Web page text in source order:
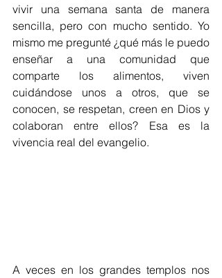
vivir una semana santa de manera
sencilla, pero con mucho sentido. Yo
mismo me pregunté ¿qué más le puedo
enseñar a una comunidad que
comparte los alimentos, viven
cuidándose unos a otros, que se
conocen, se respetan, creen en Dios y
colaboran entre ellos? Esa es la
vivencia real del evangelio.
A veces en los grandes templos nos